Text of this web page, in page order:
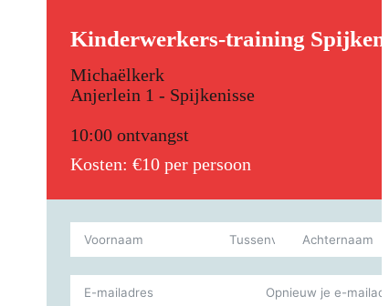
Kinderwerkers-training
Michaëlkerk
Anjerlein 1 - Spijkenisse
10:00 ontvangst
Kosten: €10 per persoon